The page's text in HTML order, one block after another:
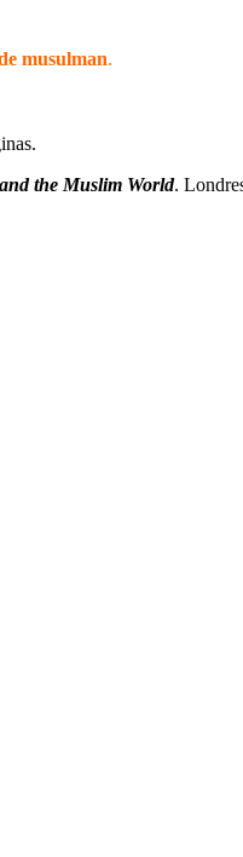
musulman.
the Muslim World.